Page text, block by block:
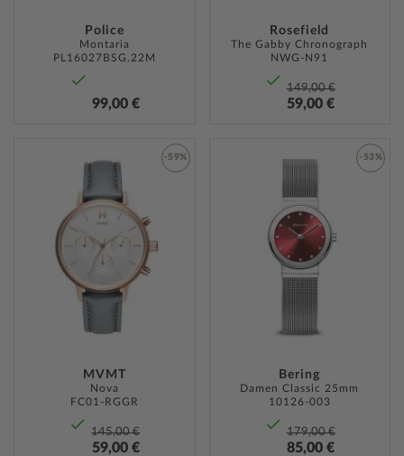
Police
Montaria
PL16027BSG.22M
99,00 €
Rosefield
The Gabby Chronograph
NWG-N91
149,00 €
59,00 €
MVMT
Nova
FC01-RGGR
145,00 €
59,00 €
-59%
Bering
Damen Classic 25mm
10126-003
179,00 €
85,00 €
-53%